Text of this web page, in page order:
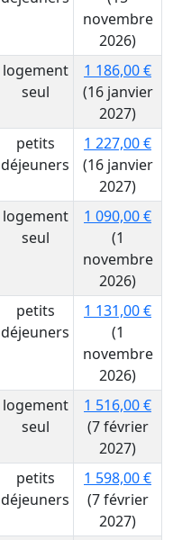
novembre
2026)
logement
seul
1 186,00 €
(16 janvier
2027)
petits
déjeuners
1 227,00 €
(16 janvier
2027)
logement
seul
1 090,00 €
(1
novembre
2026)
petits
déjeuners
1 131,00 €
(1
novembre
2026)
logement
seul
1 516,00 €
(7 février
2027)
petits
déjeuners
1 598,00 €
(7 février
2027)